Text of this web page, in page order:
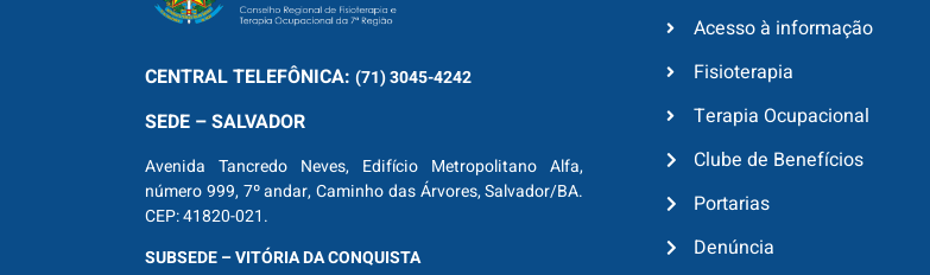
CENTRALTELEFÔNICA: (71) 3045-4242
SEDE – SALVADOR
Avenida Tancredo Neves, Edifício Metropolitano Alfa,
número 999, 7º andar, Caminho das Árvores, Salvador/BA.
CEP: 41820-021.
SUBSEDE – VITÓRIA DA CONQUISTA
Acesso à informação
Fisioterapia
Terapia Ocupacional
Clube de Benefícios
Portarias
Denúncia